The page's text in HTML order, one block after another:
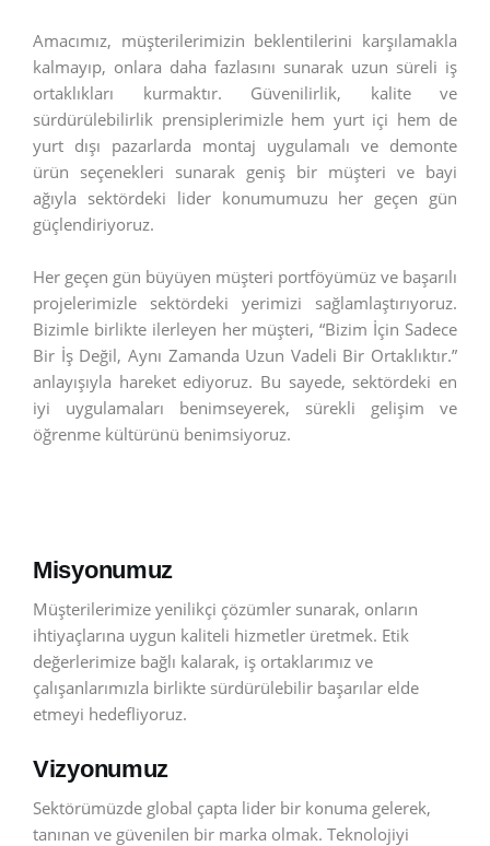
Amacımız, müşterilerimizin beklentilerini karşılamakla
kalmayıp, onlara daha fazlasını sunarak uzun süreli iş
ortaklıkları kurmaktır. Güvenilirlik, kalite ve
sürdürülebilirlik prensiplerimizle hem yurt içi hem de
yurt dışı pazarlarda montaj uygulamalı ve demonte
ürün seçenekleri sunarak geniş bir müşteri ve bayi
ağıyla sektördeki lider konumumuzu her geçen gün
güçlendiriyoruz.
Her geçen gün büyüyen müşteri portföyümüz ve başarılı
projelerimizle sektördeki yerimizi sağlamlaştırıyoruz.
Bizimle birlikte ilerleyen her müşteri, “Bizim İçin Sadece
Bir İş Değil, Aynı Zamanda Uzun Vadeli Bir Ortaklıktır.”
anlayışıyla hareket ediyoruz. Bu sayede, sektördeki en
iyi uygulamaları benimseyerek, sürekli gelişim ve
öğrenme kültürünü benimsiyoruz.
Misyonumuz
Müşterilerimize yenilikçi çözümler sunarak, onların
ihtiyaçlarına uygun kaliteli hizmetler üretmek. Etik
değerlerimize bağlı kalarak, iş ortaklarımız ve
çalışanlarımızla birlikte sürdürülebilir başarılar elde
etmeyi hedefliyoruz.
Vizyonumuz
Sektörümüzde global çapta lider bir konuma gelerek,
tanınan ve güvenilen bir marka olmak. Teknolojiyi